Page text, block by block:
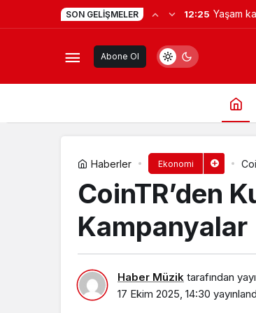
SON GELIŞMELER 12:25 Yaşam
Abone Ol
Haberler Ekonomi
CoinTR’den
Kampanyalar
Haber Müzik tarafından
17 Ekim 2025, 14:30
FixCloud’dan Türkiye’nin